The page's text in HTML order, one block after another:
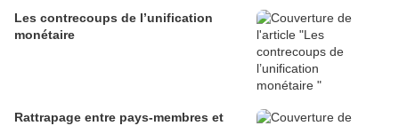
Les contrecoups de l’unification
monétaire
Rattrapage entre pays-membres et